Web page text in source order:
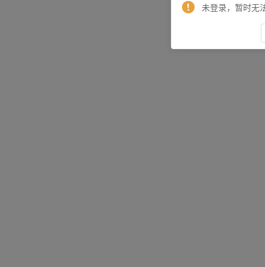
未登录，暂时无